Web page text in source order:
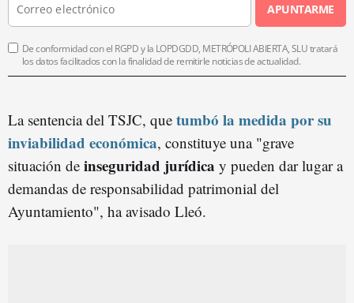
APUNTARME
De conformidad con el RGPD y la LOPDGDD, METRÓPOLI ABIERTA, SLU tratará
los datos facilitados con la finalidad de remitirle noticias de actualidad.
La sentencia del TSJC, que tumbó la medida por su
inviabilidad económica, constituye una "grave
situación de inseguridad jurídica y pueden dar lugar a
demandas de responsabilidad patrimonial del
Ayuntamiento", ha avisado Lleó.